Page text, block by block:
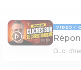
09:03
VIDÉO
Quoi